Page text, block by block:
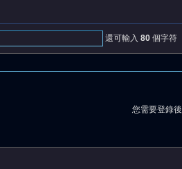
還可輸入 80個字符
您需要登錄